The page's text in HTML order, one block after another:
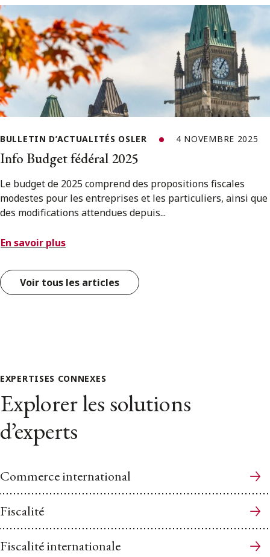
BULLETIN D’ACTUALITÉS OSLER 4 NOVEMBRE 2025
Info Budget fédéral 2025
Le budget de 2025 comprend des propositions fiscales
modestes pour les entreprises et les particuliers, ainsi que
des modifications attendues depuis...
En savoir plus
Voir tous les articles
EXPERTISES CONNEXES
Explorer les solutions
d’experts
Commerce international
Fiscalité
Fiscalité internationale